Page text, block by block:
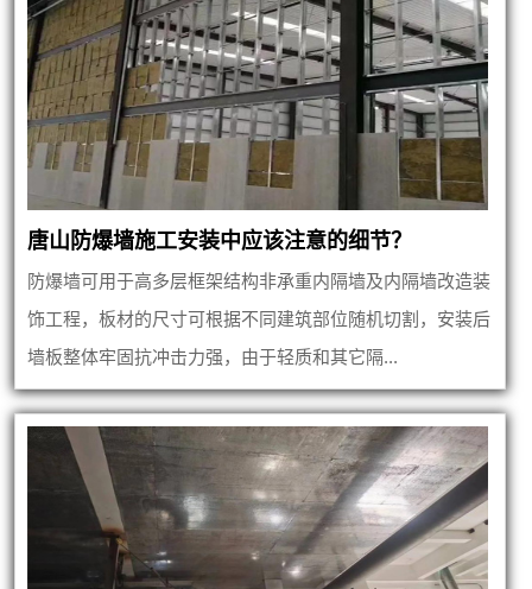
唐山防爆墙施工安装中应该注意的细节？
防爆墙可用于高多层框架结构非承重内隔墙及内隔墙改造装
饰工程，板材的尺寸可根据不同建筑部位随机切割，安装后
墙板整体牢固抗冲击力强，由于轻质和其它隔...